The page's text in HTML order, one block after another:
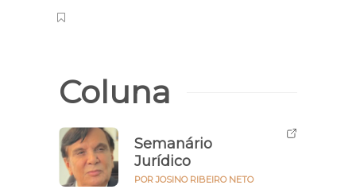
Coluna
Semanário
Jurídico
POR JOSINO RIBEIRO NETO